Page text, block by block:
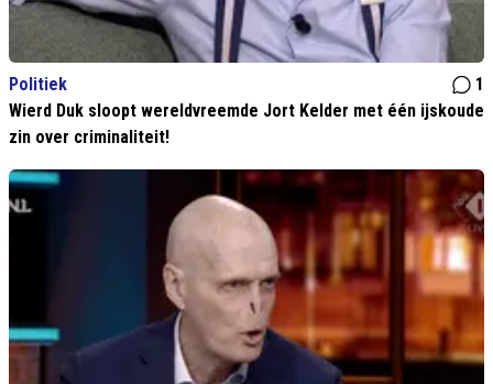
Politiek
1
Wierd Duk sloopt wereldvreemde Jort Kelder met één ijskoude
zin over criminaliteit!